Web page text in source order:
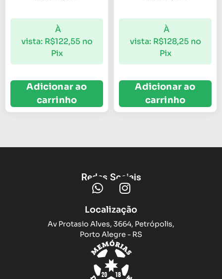
À
vista: R$122,55 no
Pix
Adicionar ao
carrinho
À
vista: R$128,25 no
Pix
Adicionar ao
carrinho
Redes Sociais
Localização
Av Protasio Alves, 3664, Petrópolis,
Porto Alegre - RS